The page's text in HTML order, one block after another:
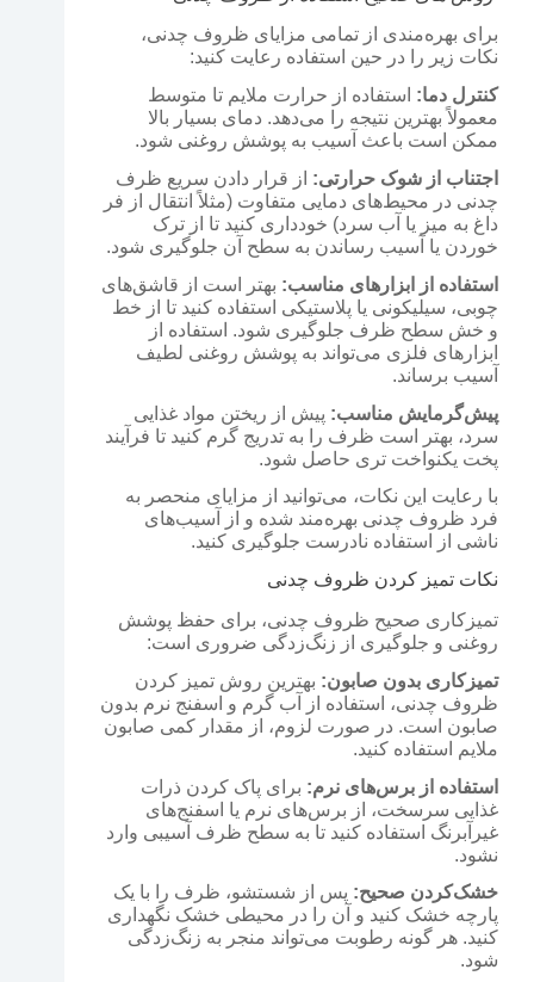
برای بهره‌مندی از تمامی مزایای ظروف چدنی،
نکات زیر را در حین استفاده رعایت کنید:
کنترل دما: استفاده از حرارت ملایم تا متوسط
معمولاً بهترین نتیجه را می‌دهد. دمای بسیار بالا
ممکن است باعث آسیب به پوشش روغنی شود.
اجتناب از شوک حرارتی: از قرار دادن سریع ظرف
چدنی در محیط‌های دمایی متفاوت (مثلاً انتقال از فر
داغ به میز یا آب سرد) خودداری کنید تا از ترک
خوردن یا آسیب رساندن به سطح آن جلوگیری شود.
استفاده از ابزارهای مناسب: بهتر است از قاشق‌های
چوبی، سیلیکونی یا پلاستیکی استفاده کنید تا از خط
و خش سطح ظرف جلوگیری شود. استفاده از
ابزارهای فلزی می‌تواند به پوشش روغنی لطیف
آسیب برساند.
پیش‌گرمایش مناسب: پیش از ریختن مواد غذایی
سرد، بهتر است ظرف را به تدریج گرم کنید تا فرآیند
پخت یکنواخت تری حاصل شود.
با رعایت این نکات، می‌توانید از مزایای منحصر به
فرد ظروف چدنی بهره‌مند شده و از آسیب‌های
ناشی از استفاده نادرست جلوگیری کنید.
نکات تمیز کردن ظروف چدنی
تمیزکاری صحیح ظروف چدنی، برای حفظ پوشش
روغنی و جلوگیری از زنگ‌زدگی ضروری است:
تمیزکاری بدون صابون: بهترین روش تمیز کردن
ظروف چدنی، استفاده از آب گرم و اسفنج نرم بدون
صابون است. در صورت لزوم، از مقدار کمی صابون
ملایم استفاده کنید.
استفاده از برس‌های نرم: برای پاک کردن ذرات
غذایی سرسخت، از برس‌های نرم یا اسفنج‌های
غیرآبرنگ استفاده کنید تا به سطح ظرف آسیبی وارد
نشود.
خشک‌کردن صحیح: پس از شستشو، ظرف را با یک
پارچه خشک کنید و آن را در محیطی خشک نگهداری
کنید. هر گونه رطوبت می‌تواند منجر به زنگ‌زدگی
شود.